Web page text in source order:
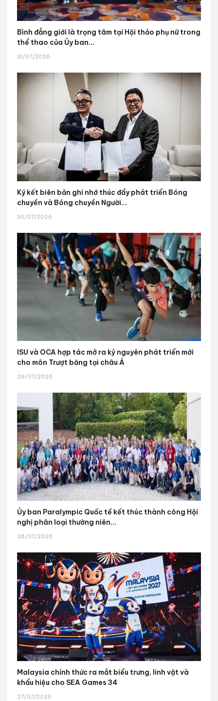
Bình đẳng giới là trọng tâm tại Hội thảo phụ nữ trong
thể thao của Ủy ban...
31/07/2026
Ký kết biên bản ghi nhớ thúc đẩy phát triển Bóng
chuyền và Bóng chuyền Người...
30/07/2026
ISU và OCA hợp tác mở ra kỷ nguyên phát triển mới
cho môn Trượt băng tại châu Á
29/07/2026
Ủy ban Paralympic Quốc tế kết thúc thành công Hội
nghị phân loại thường niên...
28/07/2026
Malaysia chính thức ra mắt biểu trưng, linh vật và
khẩu hiệu cho SEA Games 34
27/07/2026